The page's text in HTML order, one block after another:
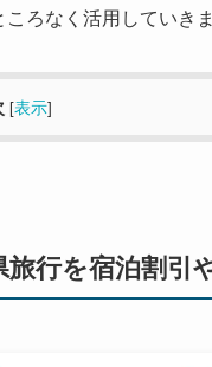
ころなく活用していき
[表示]
旅行を宿泊割引